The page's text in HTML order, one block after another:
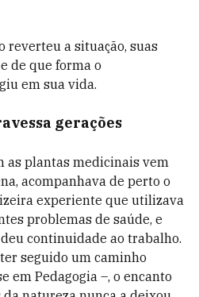
reverteu a situação, suas
de que forma o
em sua vida.
gerações
as plantas medicinais vem
acompanhava de perto o
experiente que utilizava
problemas de saúde, e
continuidade ao trabalho.
seguido um caminho
em Pedagogia –, o encanto